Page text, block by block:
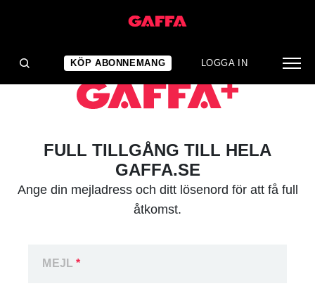
KÖP ABONNEMANG LOGGA IN
FULL TILLGÅNG TILL HELA
GAFFA.SE
Ange din mejladress och ditt lösenord för att få full
åtkomst.
MEJL*